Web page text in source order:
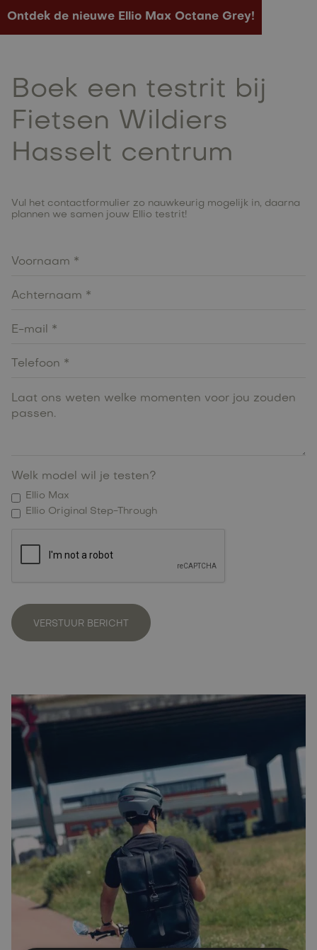
Ontdek de nieuwe Ellio Max Octane Grey!
Boek een testrit bij
Fietsen Wildiers
Hasselt centrum
Vul het contactformulier zo nauwkeurig mogelijk in, daarna
plannen we samen jouw Ellio testrit!
Welk model wil je testen?
Ellio Max
Ellio Original Step-Through